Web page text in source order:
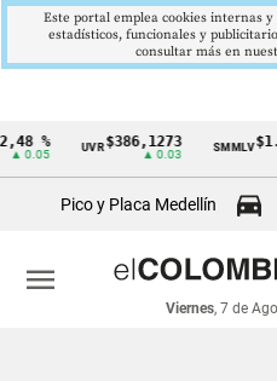
Cintillo
económicos
Colombia
%
0.05
UVR$386,1273
▲ 0.03
SMMLV
Pico y Placa Medellín
Viernes, 7 de
menu
Este portal emplea cookies internas
estadísticos, funcionales y
consultar más en